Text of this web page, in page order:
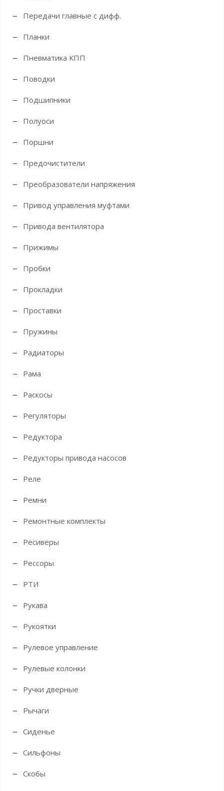
Передачи главные с дифф.
Планки
Пневматика КПП
Поводки
Подшипники
Полуоси
Поршни
Предочистители
Преобразователи напряжения
Привод управления муфтами
Привода вентилятора
Прижимы
Пробки
Прокладки
Проставки
Пружины
Радиаторы
Рама
Раскосы
Регуляторы
Редуктора
Редукторы привода насосов
Реле
Ремни
Ремонтные комплекты
Ресиверы
Рессоры
РТИ
Рукава
Рукоятки
Рулевое управление
Рулевые колонки
Ручки дверные
Рычаги
Сиденье
Сильфоны
Скобы